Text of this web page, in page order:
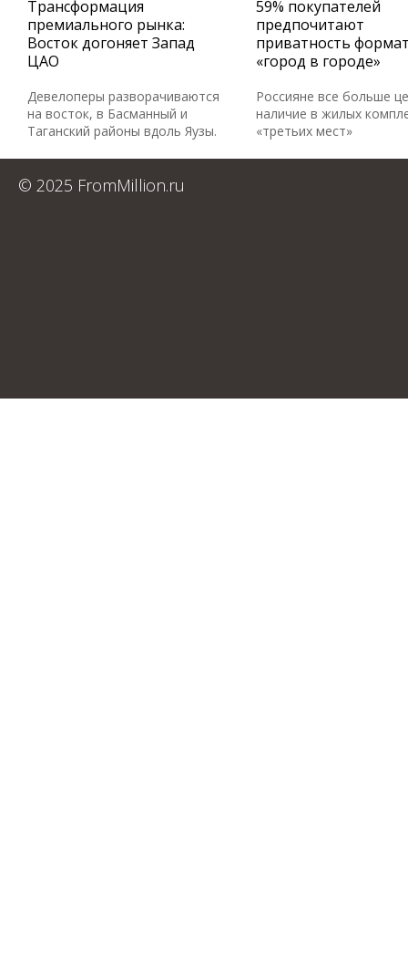
Трансформация
премиального рынка:
Восток догоняет Запад
ЦАО
Девелоперы разворачиваются
на восток, в Басманный и
Таганский районы вдоль Яузы.
59% покупателей
предпочитают
приватность
«город в городе»
Россияне все больше
наличие в жилых
«третьих мест»
© 2025 FromMillion.ru